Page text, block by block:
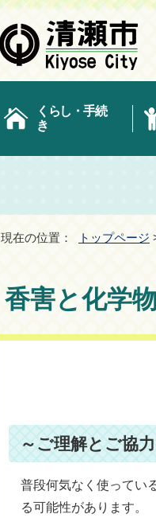
くらし・手続
き
現在の位置： トップページ
香害と化学
～ご理解とご協
普段何気なく使ってい
る可能性があります。